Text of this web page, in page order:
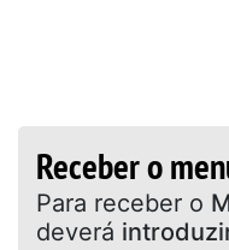
Receber o
Para receber o
deverá